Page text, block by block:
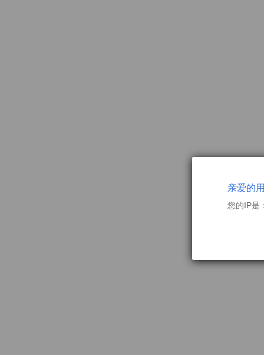
亲爱的
您的IP是